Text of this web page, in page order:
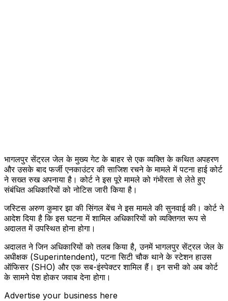
भागलपुर सेंट्रल जेल के मुख्य गेट के बाहर से एक व्यक्ति के कथित अपहरण
और उसके बाद फर्जी एनकाउंटर की साजिश रचने के मामले में पटना हाई कोर्ट
ने सख्त रुख अपनाया है। कोर्ट ने इस पूरे मामले को गंभीरता से लेते हुए
संबंधित अधिकारियों को नोटिस जारी किया है।
जस्टिस अरुण कुमार झा की सिंगल बेंच ने इस मामले की सुनवाई की। कोर्ट ने
आदेश दिया है कि इस घटना में शामिल अधिकारियों को व्यक्तिगत रूप से
अदालत में उपस्थित होना होगा।
अदालत ने जिन अधिकारियों को तलब किया है, उनमें भागलपुर सेंट्रल जेल के
अधीक्षक (Superintendent), पटना सिटी चौक थाने के स्टेशन हाउस
ऑफिसर (SHO) और एक सब-इंस्पेक्टर शामिल हैं। इन सभी को अब कोर्ट
के सामने पेश होकर जवाब देना होगा।
Advertise your business here